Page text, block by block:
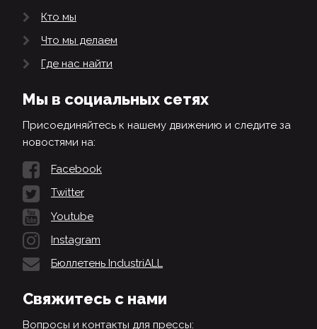
Кто мы
Что мы делаем
Где нас найти
Мы в социальных сетях
Присоединяйтесь к нашему движению и следите за
новостями на:
Facebook
Twitter
Youtube
Instagram
Бюллетень IndustriALL
Свяжитесь с нами
Вопросы и контакты для прессы: